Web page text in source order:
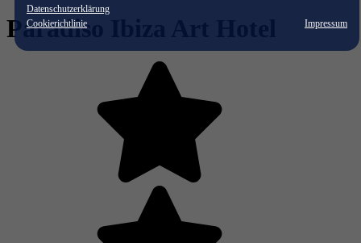
Datenschutzerklärung
Cookierichtlinie
Impressum
Paradiso Ibiza Art Hotel